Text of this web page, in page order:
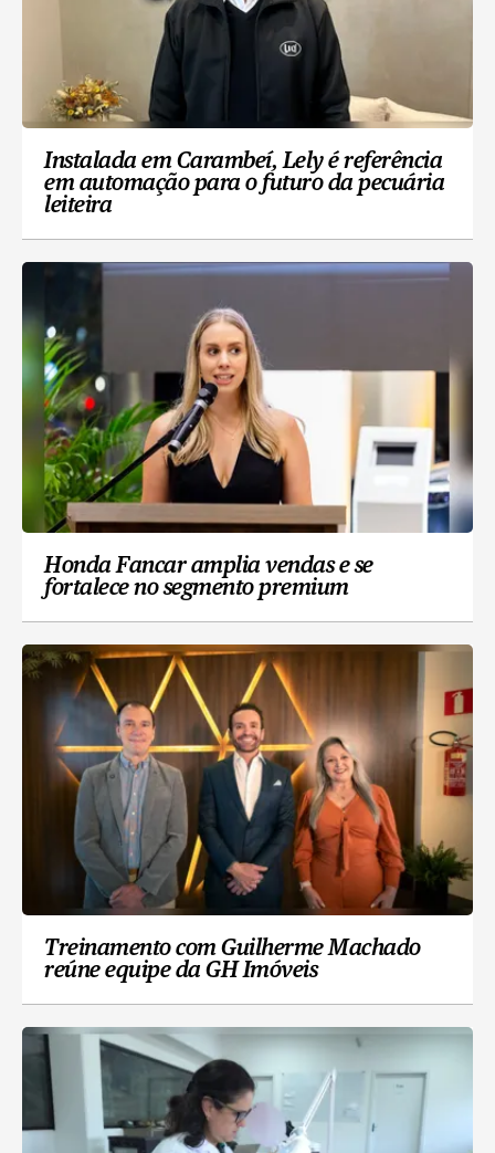
Instalada em Carambeí, Lely é referência
em automação para o futuro da pecuária
leiteira
Honda Fancar amplia vendas e se
fortalece no segmento premium
Treinamento com Guilherme Machado
reúne equipe da GH Imóveis